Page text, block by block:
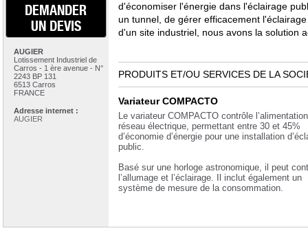
DEMANDER
UN DEVIS
AUGIER
Lotissement Industriel de
Carros - 1 ère avenue - N°
2243 BP 131
6513 Carros
FRANCE
Adresse internet :
AUGIER
d'économiser l'énergie dans l'éclairage
un tunnel, de gérer efficacement
d'un site industriel, nous avons la solution
PRODUITS ET/OU SERVICES DE LA
Variateur COMPACTO
Le variateur COMPACTO contrôle
réseau électrique, permettant entre 30 et 45%
d’économie d’énergie pour une installation
public.
Basé sur une horloge astronomique, il peut
l’allumage et l’éclairage. Il inclut également un
système de mesure de la consommation.